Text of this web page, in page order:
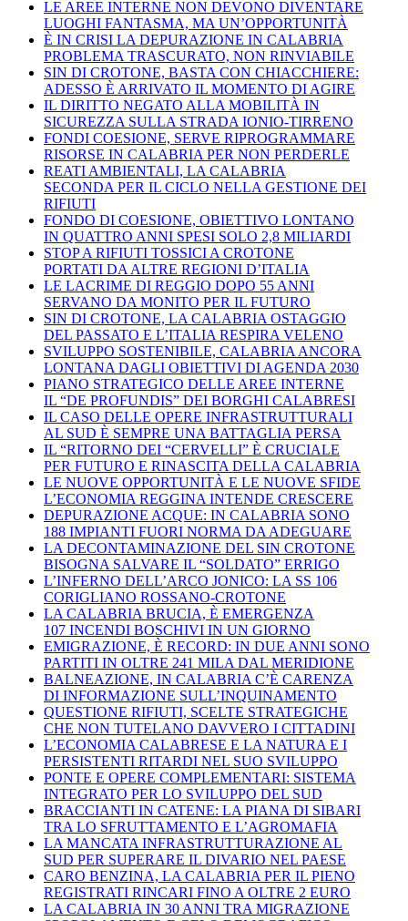
LE AREE INTERNE NON DEVONO DIVENTARE
LUOGHI FANTASMA, MA UN’OPPORTUNITÀ
È IN CRISI LA DEPURAZIONE IN CALABRIA
PROBLEMA TRASCURATO, NON RINVIABILE
SIN DI CROTONE, BASTA CON CHIACCHIERE:
ADESSO È ARRIVATO IL MOMENTO DI AGIRE
IL DIRITTO NEGATO ALLA MOBILITÀ IN
SICUREZZA SULLA STRADA IONIO-TIRRENO
FONDI COESIONE, SERVE RIPROGRAMMARE
RISORSE IN CALABRIA PER NON PERDERLE
REATI AMBIENTALI, LA CALABRIA
SECONDA PER IL CICLO NELLA GESTIONE DEI
RIFIUTI
FONDO DI COESIONE, OBIETTIVO LONTANO
IN QUATTRO ANNI SPESI SOLO 2,8 MILIARDI
STOP A RIFIUTI TOSSICI A CROTONE
PORTATI DA ALTRE REGIONI D’ITALIA
LE LACRIME DI REGGIO DOPO 55 ANNI
SERVANO DA MONITO PER IL FUTURO
SIN DI CROTONE, LA CALABRIA OSTAGGIO
DEL PASSATO E L’ITALIA RESPIRA VELENO
SVILUPPO SOSTENIBILE, CALABRIA ANCORA
LONTANA DAGLI OBIETTIVI DI AGENDA 2030
PIANO STRATEGICO DELLE AREE INTERNE
IL “DE PROFUNDIS” DEI BORGHI CALABRESI
IL CASO DELLE OPERE INFRASTRUTTURALI
AL SUD È SEMPRE UNA BATTAGLIA PERSA
IL “RITORNO DEI “CERVELLI” È CRUCIALE
PER FUTURO E RINASCITA DELLA CALABRIA
LE NUOVE OPPORTUNITÀ E LE NUOVE SFIDE
L’ECONOMIA REGGINA INTENDE CRESCERE
DEPURAZIONE ACQUE: IN CALABRIA SONO
188 IMPIANTI FUORI NORMA DA ADEGUARE
LA DECONTAMINAZIONE DEL SIN CROTONE
BISOGNA SALVARE IL “SOLDATO” ERRIGO
L’INFERNO DELL’ARCO JONICO: LA SS 106
CORIGLIANO ROSSANO-CROTONE
LA CALABRIA BRUCIA, È EMERGENZA
107 INCENDI BOSCHIVI IN UN GIORNO
EMIGRAZIONE, È RECORD: IN DUE ANNI SONO
PARTITI IN OLTRE 241 MILA DAL MERIDIONE
BALNEAZIONE, IN CALABRIA C’È CARENZA
DI INFORMAZIONE SULL’INQUINAMENTO
QUESTIONE RIFIUTI, SCELTE STRATEGICHE
CHE NON TUTELANO DAVVERO I CITTADINI
L’ECONOMIA CALABRESE E LA NATURA E I
PERSISTENTI RITARDI NEL SUO SVILUPPO
PONTE E OPERE COMPLEMENTARI: SISTEMA
INTEGRATO PER LO SVILUPPO DEL SUD
BRACCIANTI IN CATENE: LA PIANA DI SIBARI
TRA LO SFRUTTAMENTO E L’AGROMAFIA
LA MANCATA INFRASTRUTTURAZIONE AL
SUD PER SUPERARE IL DIVARIO NEL PAESE
CARO BENZINA, LA CALABRIA PER IL PIENO
REGISTRATI RINCARI FINO A OLTRE 2 EURO
LA CALABRIA IN 30 ANNI TRA MIGRAZIONE